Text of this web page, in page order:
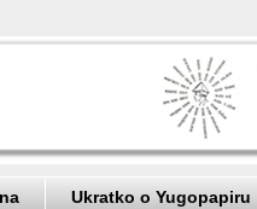
Ukratko o Yugopapiru